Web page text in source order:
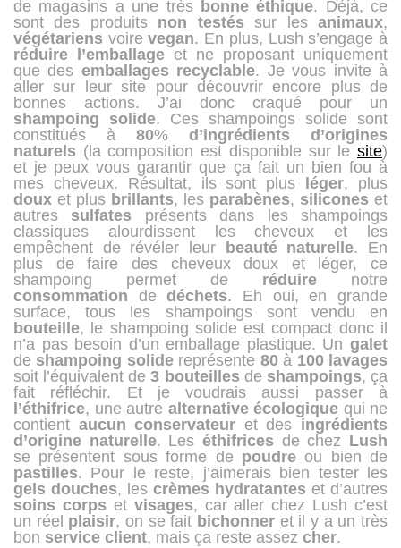
de magasins a une très bonne éthique. Déjà, ce
sont des produits non testés sur lesanimaux,
végétariens voirevegan. En plus, Lush s’engage à
réduire
l’emballage et ne proposant uniquement
que des emballages recyclable. Je vous invite à
aller sur leur site pour découvrir encore plus de
bonnes actions. J’ai donc craqué pour un
shampoing
solide. Ces shampoings solide sont
constitués à 80% d’ingrédients
d’origines
naturels (la composition est disponible sur le site)
et je peux vous garantir que ça fait un bien fou à
mes cheveux. Résultat, ils sont plus
léger, plus
doux et plus brillants, les parabènes, silicones et
autres sulfates présents dans les shampoings
classiques alourdissent les cheveux et les
empêchent de révéler leur
beauté naturelle. En
plus de faire des cheveux doux et léger, ce
shampoing permet de réduire notre
consommation dedéchets. Eh oui, en grande
surface, tous les shampoings sont vendu en
bouteille, le shampoing solide est compact donc il
n’a pas besoin d’un emballage plastique. Un galet
de shampoing solidereprésente 80à 100 lavages
soit l’équivalent de3 bouteilles de shampoings, ça
fait réfléchir. Et je voudrais aussi passer à
l’éthifrice, une autre alternative écologique qui ne
contient aucun conservateur et des ingrédients
d’origine naturelle. Leséthifrices de chez Lush
se présentent sous forme de poudreou bien de
pastilles. Pour le reste, j’aimerais bien tester les
gels douches, les crèmes hydratantes et d’autres
soins corps et visages, car aller chez Lush c’est
un réel plaisir, on se fait bichonner et il y a un très
bon service client, mais ça reste assez cher.